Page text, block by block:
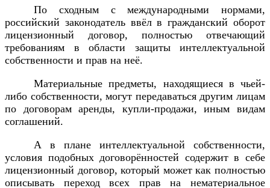
По сходным с международными нормами,
российский законодатель ввёл в гражданский оборот
лицензионный договор, полностью отвечающий
требованиям в области защиты интеллектуальной
собственности и прав на неё.
Материальные предметы, находящиеся в чьей-
либо собственности, могут передаваться другим лицам
по договорам аренды, купли-продажи, иным видам
соглашений.
А в плане интеллектуальной собственности,
условия подобных договорённостей содержит в себе
лицензионный договор, который может как полностью
описывать переход всех прав на нематериальное